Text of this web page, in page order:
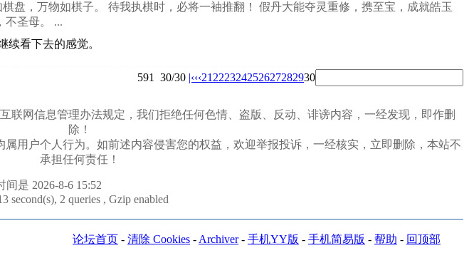
棋盘，万物如棋子。 待我执棋时，必将一袖推翻！ 假丹大能夺灵重修，携至宝，成就皓玉
不圣母。 ...
续看下去的感觉。
591 30/30 |‹‹‹21 222324252627282930
联网信息管理办法规定，我们拒绝任何色情、盗版、反动、诽谤内容，一经发现，即作删
除！
用户个人行为。如前述内容侵害您的权益，欢迎举报投诉，一经核实，立即删除，本站不
承担任何责任！
是 2026-8-6 15:52
second(s), 2 queries , Gzip enabled
论坛首页 - 清除 Cookies - Archiver- 手机YY版 - 手机简易版 - 帮助 - 回顶部